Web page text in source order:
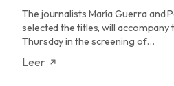
The journalists María Guerra and
selected the titles, will accompany
Thursday in the screening of…
Leer